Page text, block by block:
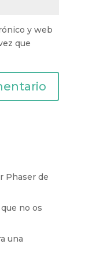
y web
que
Phaser de
no os
una